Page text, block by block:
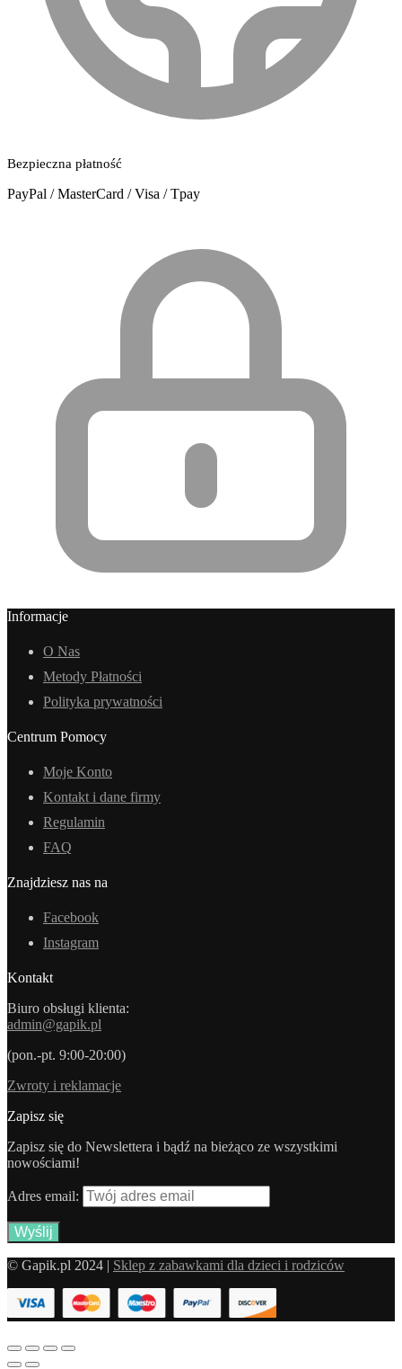
Bezpieczna płatność
PayPal / MasterCard / Visa / Tpay
Informacje
O Nas
Metody Płatności
Polityka prywatności
Centrum Pomocy
Moje Konto
Kontakt i dane firmy
Regulamin
FAQ
Znajdziesz nas na
Facebook
Instagram
Kontakt
Biuro obsługi klienta:
admin@gapik.pl
(pon.-pt. 9:00-20:00)
Zwroty i reklamacje
Zapisz się
Zapisz się do Newslettera i bądź na bieżąco ze wszystkimi
nowościami!
Adres email:
© Gapik.pl 2024 | Sklep z zabawkami dla dzieci i rodziców